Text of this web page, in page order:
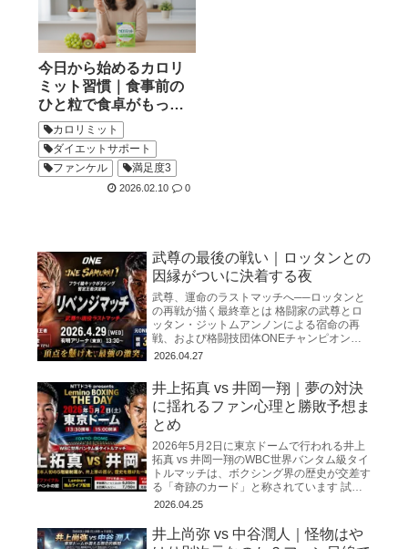
今日から始めるカロリ
ミット習慣｜食事前の
ひと粒で食卓がもっと
自由になる理由
カロリミット
ダイエットサポート
ファンケル
満足度3
2026.02.10 0
武尊の最後の戦い｜ロッタンとの
因縁がついに決着する夜
武尊、運命のラストマッチへ──ロッタンと
の再戦が描く最終章とは 格闘家の武尊とロ
ッタン・ジットムアンノンによる宿命の再
戦、および格闘技団体ONEチャンピオンシ
ップを巡る動向をまとめたものです。 両者
2026.04.27
井上拓真 vs 井岡一翔｜夢の対決
に揺れるファン心理と勝敗予想ま
とめ
2026年5月2日に東京ドームで行われる井上
拓真 vs 井岡一翔のWBC世界バンタム級タイ
トルマッチは、ボクシング界の歴史が交差す
る「奇跡のカード」と称されています 試合
日程と会場 この歴史的な一戦は、2026年5
2026.04.25
井上尚弥 vs 中谷潤人｜怪物はや